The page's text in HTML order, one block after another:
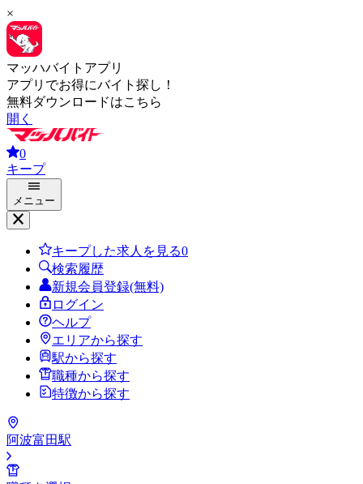
×
マッハバイトアプリ
アプリでお得にバイト探し！
無料ダウンロードはこちら
開く
0
キープ
メニュー
キープした求人を見る0
検索履歴
新規会員登録(無料)
ログイン
ヘルプ
エリアから探す
駅から探す
職種から探す
特徴から探す
阿波富田駅